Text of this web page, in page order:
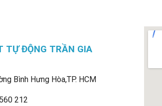
TỰ ĐỘNG TRẦN GIA
Bình Hưng Hòa,TP. HCM
212